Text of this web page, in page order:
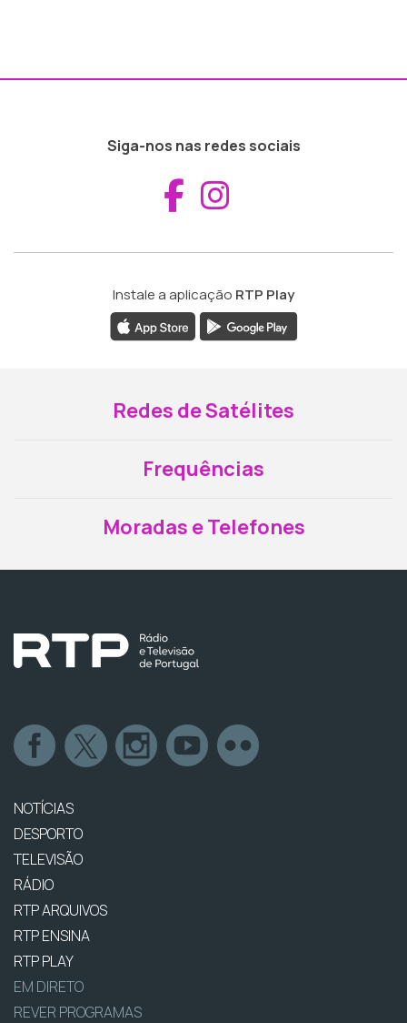
Siga-nos nas redes sociais
Aceder ao
Instale a aplicação RTP Play
Redes de Satélites
Frequências
Moradas e Telefones
NOTÍCIAS
DESPORTO
TELEVISÃO
RÁDIO
RTP ARQUIVOS
RTP ENSINA
RTP PLAY
EM DIRETO
REVER PROGRAMAS